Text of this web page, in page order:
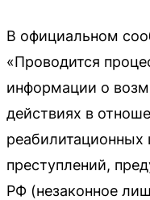
В официальном
«Проводится
информации о
действиях в
реабилитационных
преступлений,
РФ (незаконное